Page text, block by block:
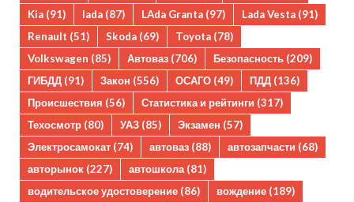
Kia (91) lada (87) LAda Granta (97) Lada Vesta (91)
Renault (51) Skoda (69) Toyota (78)
Volkswagen (85) Автоваз (706) Безопасность (209)
ГИБДД (91) Закон (556) ОСАГО (49) ПДД (136)
Происшествия (56) Статистика и рейтинги (317)
Техосмотр (80) УАЗ (85) Экзамен (57)
Электросамокат (74) автоваз (88) автозапчасти (68)
авторынок (227) автошкола(81)
водительское удостоверение (86) вождение (189)